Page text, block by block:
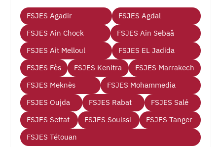
FSJES Agadir
FSJES Agdal
FSJES Ain Chock
FSJES Ain Sebaâ
FSJES Ait Melloul
FSJES EL Jadida
FSJES Fès
FSJES Kenitra
FSJES Marrakech
FSJES Meknès
FSJES Mohammedia
FSJES Oujda
FSJES Rabat
FSJES Salé
FSJES Settat
FSJES Souissi
FSJES Tanger
FSJES Tétouan